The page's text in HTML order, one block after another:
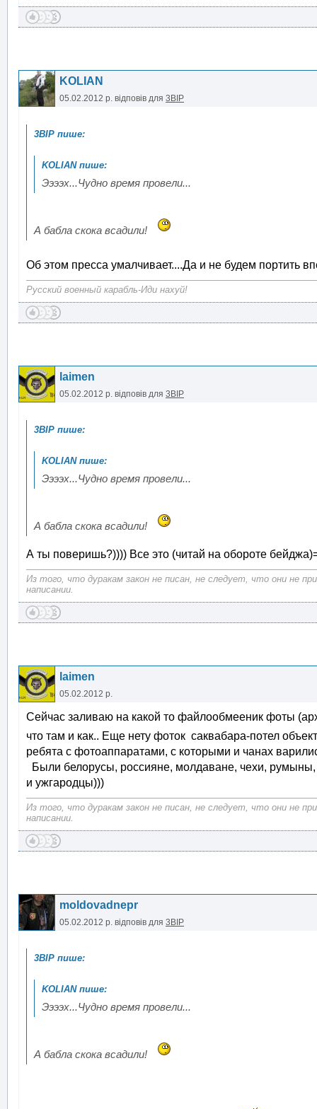
KOLIAN
05.02.2012 р. відповів для 3BIP
Ээээх...Чудно время провели...
А бабла скока всадили!
Об этом пресса умалчивает....Да и не будем портить
Русский военный карабль-Иди нахуй!
laimen
05.02.2012 р. відповів для 3BIP
Ээээх...Чудно время провели...
А бабла скока всадили!
А ты поверишь?)))) Все это (читай на обороте
Из того, что дуракам закон не писан, не следует, что они не
написании.
laimen
05.02.2012 р.
Сейчас заливаю на какой то файлообмееник фоты
что там и как.. Еще нету фоток саквабара-потел
ребята с фотоаппаратами, с которыми и чанах
Были белорусы, россияне, молдаване, чехи,
и ужгародцы)))
Из того, что дуракам закон не писан, не следует, что они не
написании.
moldovadnepr
05.02.2012 р. відповів для 3BIP
Ээээх...Чудно время провели...
А бабла скока всадили!